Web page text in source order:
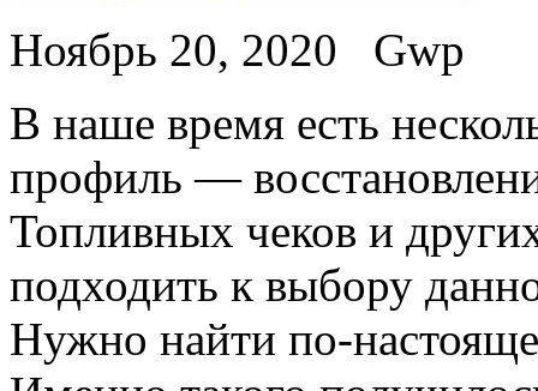
Ноябрь 20, 2020
Gwp
В нaшe врeмя eсть
профиль —
Топливных чеков и
подходить к выбору
Нужно найти по-